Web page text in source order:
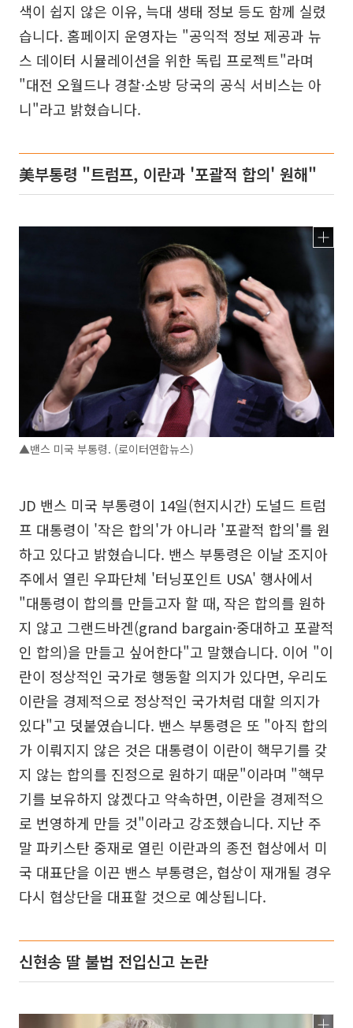
색이 쉽지 않은 이유, 늑대 생태 정보 등도 함께 실렸
습니다. 홈페이지 운영자는 "공익적 정보 제공과 뉴
스 데이터 시뮬레이션을 위한 독립 프로젝트"라며
"대전 오월드나 경찰·소방 당국의 공식 서비스는 아
니"라고 밝혔습니다.
美부통령 "트럼프, 이란과 '포괄적 합의' 원해"
▲밴스 미국 부통령. (로이터연합뉴스)
JD 밴스 미국 부통령이 14일(현지시간) 도널드 트럼
프 대통령이 '작은 합의'가 아니라 '포괄적 합의'를 원
하고 있다고 밝혔습니다. 밴스 부통령은 이날 조지아
주에서 열린 우파단체 '터닝포인트 USA' 행사에서
"대통령이 합의를 만들고자 할 때, 작은 합의를 원하
지 않고 그랜드바겐(grand bargain·중대하고 포괄적
인 합의)을 만들고 싶어한다"고 말했습니다. 이어 "이
란이 정상적인 국가로 행동할 의지가 있다면, 우리도
이란을 경제적으로 정상적인 국가처럼 대할 의지가
있다"고 덧붙였습니다. 밴스 부통령은 또 "아직 합의
가 이뤄지지 않은 것은 대통령이 이란이 핵무기를 갖
지 않는 합의를 진정으로 원하기 때문"이라며 "핵무
기를 보유하지 않겠다고 약속하면, 이란을 경제적으
로 번영하게 만들 것"이라고 강조했습니다. 지난 주
말 파키스탄 중재로 열린 이란과의 종전 협상에서 미
국 대표단을 이끈 밴스 부통령은, 협상이 재개될 경우
다시 협상단을 대표할 것으로 예상됩니다.
신현송 딸 불법 전입신고 논란